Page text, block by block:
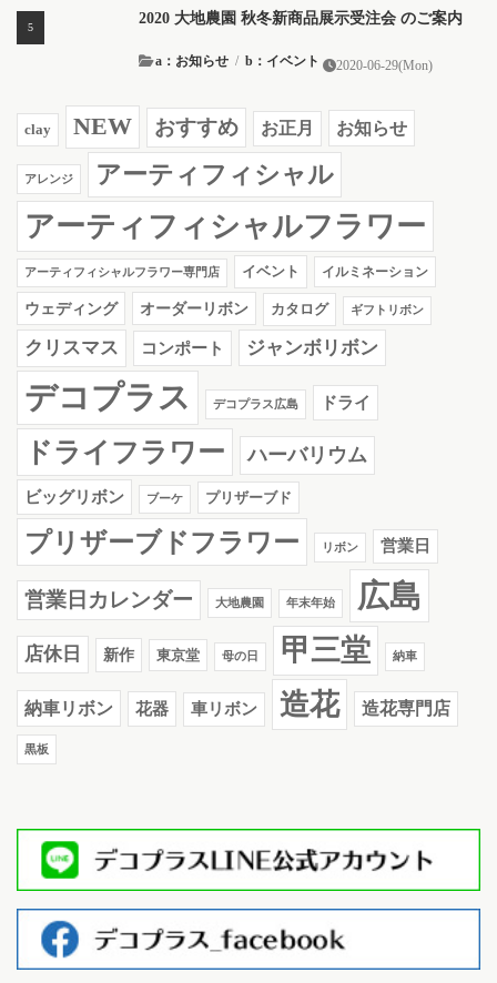
2020 大地農園 秋冬新商品展示受注会 のご案内
2020-06-29(Mon)
a：お知らせ / b：イベント
clay NEW おすすめ お正月 お知らせ
アレンジ アーティフィシャル
アーティフィシャルフラワー
アーティフィシャルフラワー専門店 イベント イルミネーション
ウェディング オーダーリボン カタログ ギフトリボン
クリスマス コンポート ジャンボリボン
デコプラス デコプラス広島 ドライ
ドライフラワー ハーバリウム
ビッグリボン ブーケ プリザーブド
プリザーブドフラワー リボン 営業日
営業日カレンダー 大地農園 年末年始 広島
店休日 新作 東京堂 母の日 甲三堂 納車
納車リボン 花器 車リボン 造花 造花専門店
黒板